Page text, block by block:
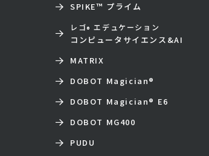
SPIKE™ プライム
レゴ® エデュケーション
コンピュータサイエンス&AI
MATRIX
DOBOT Magician®
DOBOT Magician® E6
DOBOT MG400
PUDU